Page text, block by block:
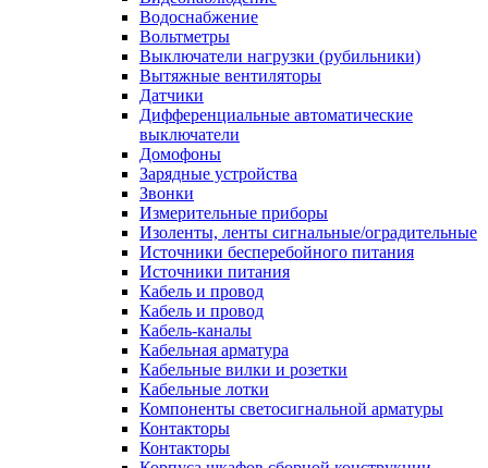
Водоснабжение
Вольтметры
Выключатели нагрузки (рубильники)
Вытяжные вентиляторы
Датчики
Дифференциальные автоматические
выключатели
Домофоны
Зарядные устройства
Звонки
Измерительные приборы
Изоленты, ленты сигнальные/оградительные
Источники бесперебойного питания
Источники питания
Кабель и провод
Кабель и провод
Кабель-каналы
Кабельная арматура
Кабельные вилки и розетки
Кабельные лотки
Компоненты светосигнальной арматуры
Контакторы
Контакторы